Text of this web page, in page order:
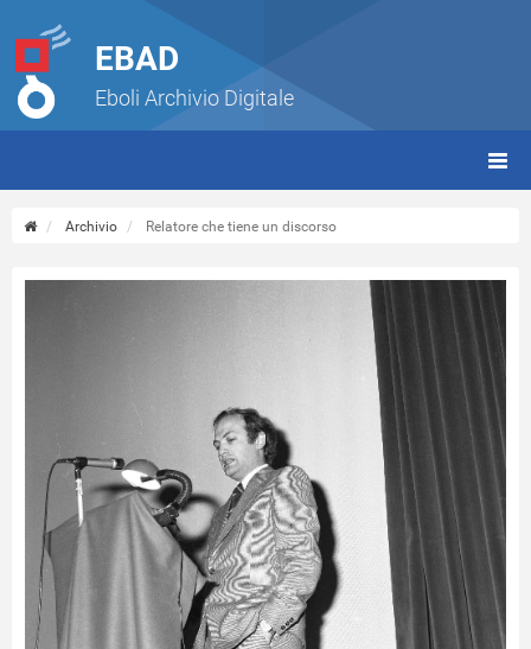
EBAD
Eboli Archivio Digitale
Archivio Relatore che tiene un discorso